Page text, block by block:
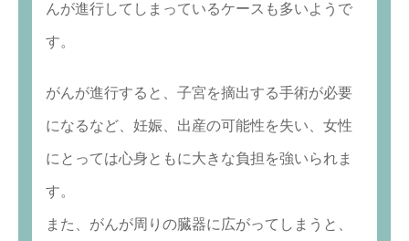
んが進行してしまっているケースも多いようで
す。
がんが進行すると、子宮を摘出する手術が必要
になるなど、妊娠、出産の可能性を失い、女性
にとっては心身ともに大きな負担を強いられま
す。
また、がんが周りの臓器に広がってしまうと、